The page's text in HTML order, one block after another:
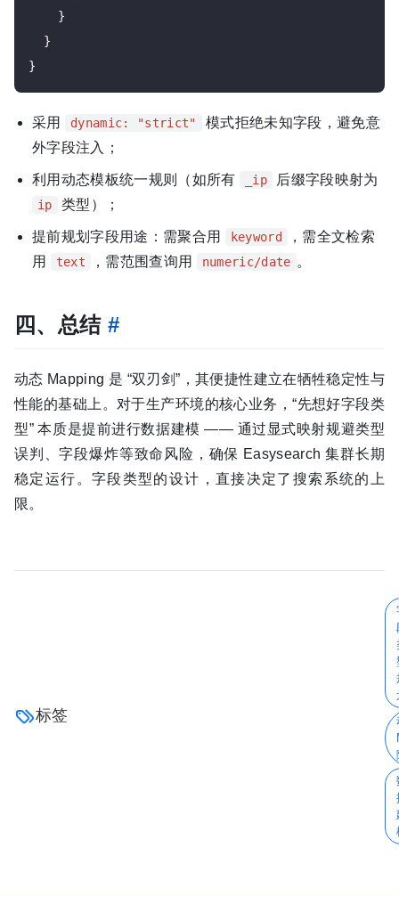
    }
  }
采用 dynamic: "strict"
模式拒绝未知字段，避免意
外字段注入；
利用动态模板统一规则（如所有 _ip 后缀字段映射为
ip 类型）；
提前规划字段用途：需聚合用 keyword
，需全文检索
用
text ，需范围查询用 numeric/date 。
四、总结 #
动态 Mapping 是 “双刃剑”，其便捷性建立在牺牲稳定性与
性能的基础上。对于生产环境的核心业务，“先想好字段类
型” 本质是提前进行数据建模 —— 通过显式映射规避类型
误判、字段爆炸等致命风险，确保 Easysearch 集群长期
稳定运行。字段类型的设计，直接决定了搜索系统的上
限。
标签